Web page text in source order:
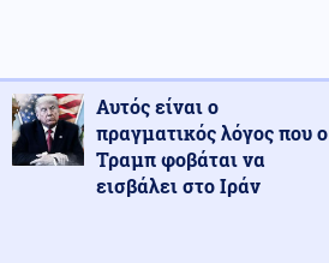
Αυτός είναι ο
πραγματικός λόγος που ο
Τραμπ φοβάται να
εισβάλει στο Ιράν